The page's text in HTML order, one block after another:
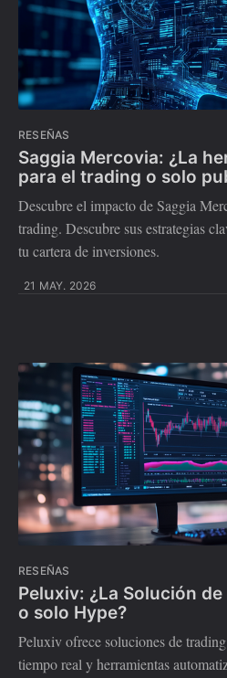
RESEÑAS
Saggia Mercovia: ¿La
para el trading o solo
Descubre el impacto de Saggia
trading. Descubre sus estrategias
tu cartera de inversiones.
21 MAY. 2026
RESEÑAS
Peluxiv: ¿La Solución
o solo Hype?
Peluxiv ofrece soluciones de
tiempo real y herramientas